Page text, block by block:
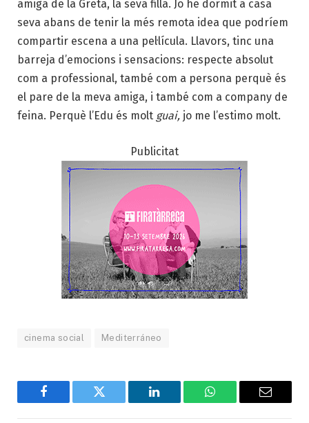
amiga de la Greta, la seva filla. Jo he dormit a casa
seva abans de tenir la més remota idea que podríem
compartir escena a una pel·lícula. Llavors, tinc una
barreja d’emocions i sensacions: respecte absolut
com a professional, també com a persona perquè és
el pare de la meva amiga, i també com a company de
feina. Perquè l’Edu és molt guai, jo me l’estimo molt.
Publicitat
cinema social Mediterráneo
Facebook Twitter LinkedIn WhatsAppEmail